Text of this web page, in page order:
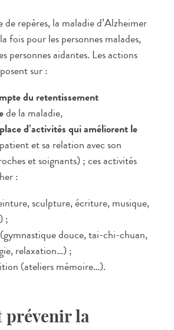
repères, la maladie d’Alzheimer
fois pour les personnes malades,
personnes aidantes. Les actions
sur :
du retentissement
de la maladie,
d’activités qui améliorent le
et sa relation avec son
et soignants) ; ces activités
:
sculpture, écriture, musique,
;
douce, tai-chi-chuan,
relaxation…) ;
(ateliers mémoire…).
prévenir la